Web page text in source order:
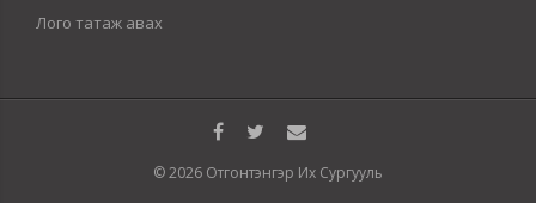
Лого татаж авах
© 2026 Отгонтэнгэр Их Сургууль